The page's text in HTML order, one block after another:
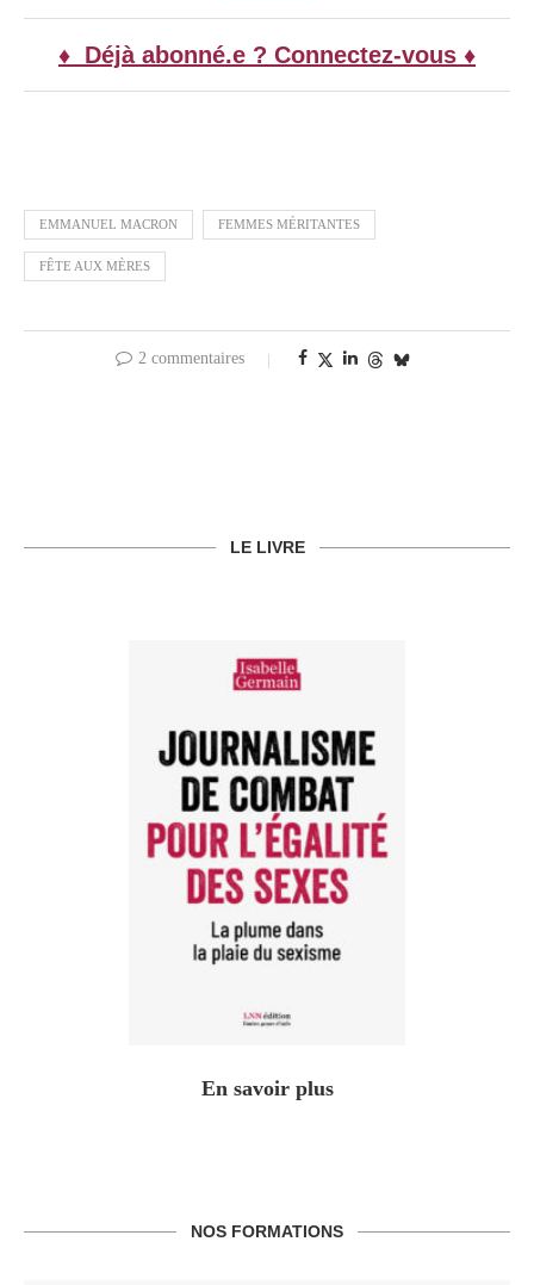
♦ Déjà abonné.e ? Connectez-vous ♦
EMMANUEL MACRON FEMMES MÉRITANTES
FÊTE AUX MÈRES
2 commentaires
LE LIVRE
En savoir plus
NOS FORMATIONS